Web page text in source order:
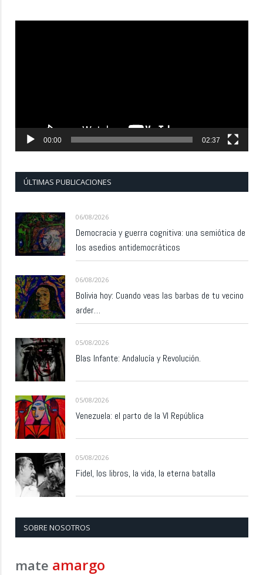
00:00 02:37
ÚLTIMAS PUBLICACIONES
06/08/2026
Democracia y guerra cognitiva: una semiótica de
los asedios antidemocráticos
06/08/2026
Bolivia hoy: Cuando veas las barbas de tu vecino
arder…
05/08/2026
Blas Infante: Andalucía y Revolución.
05/08/2026
Venezuela: el parto de la VI República
05/08/2026
Fidel, los libros, la vida, la eterna batalla
SOBRE NOSOTROS
mate amargo